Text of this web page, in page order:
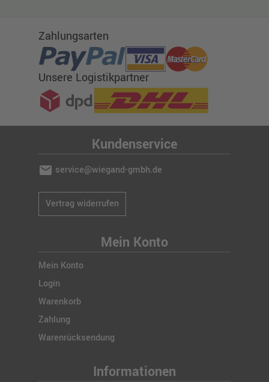
Zahlungsarten
Unsere Logistikpartner
Kundenservice
mail service@wiegand-gmbh.de
Vertrag widerrufen
Mein Konto
Mein Konto
Login
Warenkorb
Zahlung
Warenrücksendung
Informationen